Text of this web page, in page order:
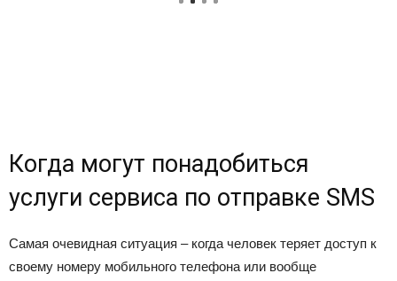
Когда могут понадобиться
услуги сервиса по отправке SMS
Самая очевидная ситуация – когда человек теряет доступ к
своему номеру мобильного телефона или вообще